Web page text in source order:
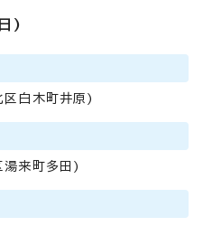
)
白木町井原)
来町多田)